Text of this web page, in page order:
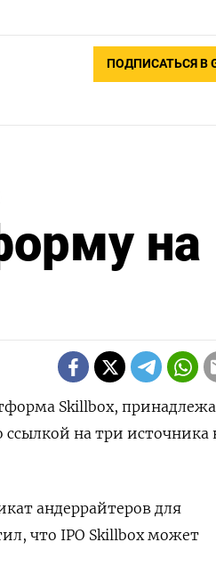
ПОДПИСАТЬСЯ В
на
Skillbox,
ссылкой на три источника
андеррайтеров для
что IPO Skillbox может